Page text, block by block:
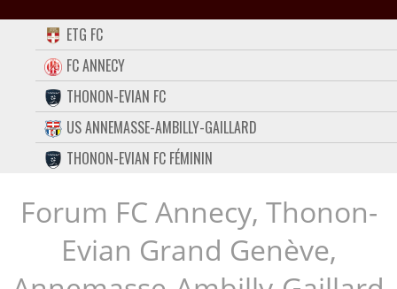
ACCUEIL
FORUM
CONTACT
FACEBOOK
TWITTER
INSTAGRAM
ETG FC
FC ANNECY
THONON-EVIAN FC
US ANNEMASSE-AMBILLY-GAILLARD
THONON-EVIAN FC FÉMININ
Forum FC Annecy, Thonon-
Evian Grand Genève,